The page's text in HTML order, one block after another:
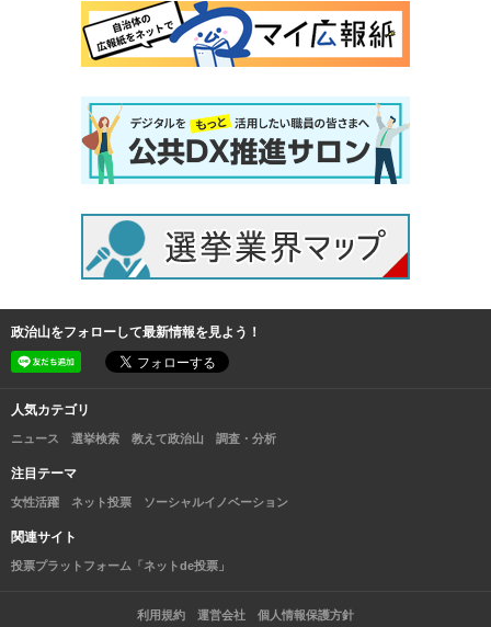
政治山をフォローして最新情報を見よう！
人気カテゴリ
ニュース 選挙検索 教えて政治山 調査・分析
注目テーマ
女性活躍 ネット投票 ソーシャルイノベーション
関連サイト
投票プラットフォーム「ネットde投票」
利用規約 運営会社 個人情報保護方針